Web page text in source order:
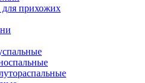
прихожих